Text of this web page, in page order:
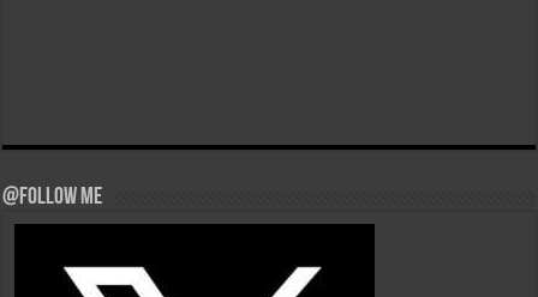
@Follow Me